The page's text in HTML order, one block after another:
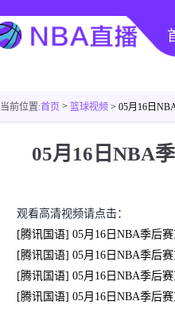
当前位置:首页 > 篮球视频 > 05月16日
05月16日NBA
观看高清视频请点击：
[腾讯国语] 05月16日NBA季后
[腾讯国语] 05月16日NBA季后
[腾讯国语] 05月16日NBA季后
[腾讯国语] 05月16日NBA季后